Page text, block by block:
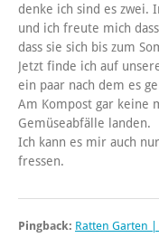
denke ich sind es zwei.
und ich freute mich
dass sie sich bis zum
Jetzt finde ich auf
ein paar nach dem es
Am Kompost gar keine
Gemüseabfälle landen.
Ich kann es mir auch
fressen.
Pingback: Ratten Garten